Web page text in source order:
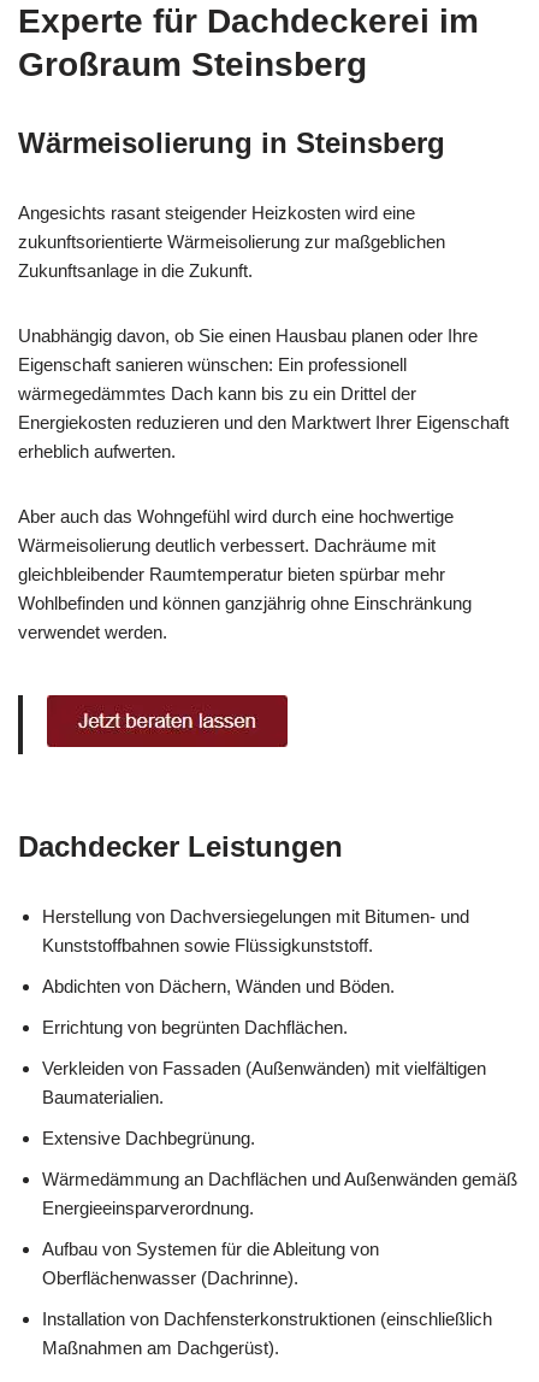
Experte für Dachdeckerei im
Großraum Steinsberg
Wärmeisolierung in Steinsberg
Angesichts rasant steigender Heizkosten wird eine
zukunftsorientierte Wärmeisolierung zur maßgeblichen
Zukunftsanlage in die Zukunft.
Unabhängig davon, ob Sie einen Hausbau planen oder Ihre
Eigenschaft sanieren wünschen: Ein professionell
wärmegedämmtes Dach kann bis zu ein Drittel der
Energiekosten reduzieren und den Marktwert Ihrer Eigenschaft
erheblich aufwerten.
Aber auch das Wohngefühl wird durch eine hochwertige
Wärmeisolierung deutlich verbessert. Dachräume mit
gleichbleibender Raumtemperatur bieten spürbar mehr
Wohlbefinden und können ganzjährig ohne Einschränkung
verwendet werden.
Dachdecker Leistungen
Herstellung von Dachversiegelungen mit Bitumen- und
Kunststoffbahnen sowie Flüssigkunststoff.
Abdichten von Dächern, Wänden und Böden.
Errichtung von begrünten Dachflächen.
Verkleiden von Fassaden (Außenwänden) mit vielfältigen
Baumaterialien.
Extensive Dachbegrünung.
Wärmedämmung an Dachflächen und Außenwänden gemäß
Energieeinsparverordnung.
Aufbau von Systemen für die Ableitung von
Oberflächenwasser (Dachrinne).
Installation von Dachfensterkonstruktionen (einschließlich
Maßnahmen am Dachgerüst).